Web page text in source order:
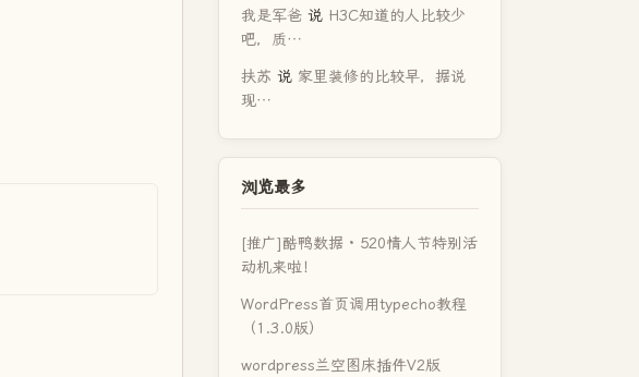
我是军爸 说 H3C知道的人比较少
吧，质…
扶苏 说 家里装修的比较早，据说
现…
浏览最多
[推广]酷鸭数据 · 520情人节特别活
动机来啦！
WordPress首页调用typecho教程
（1.3.0版）
wordpress兰空图床插件V2版